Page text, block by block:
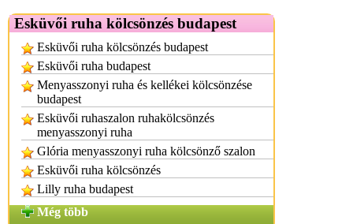
Esküvői ruha kölcsönzés budapest
Esküvői ruha kölcsönzés budapest
Esküvői ruha budapest
Menyasszonyi ruha és kellékei kölcsönzése
budapest
Esküvői ruhaszalon ruhakölcsönzés
menyasszonyi ruha
Glória menyasszonyi ruha kölcsönző szalon
Esküvői ruha kölcsönzés
Lilly ruha budapest
Még több